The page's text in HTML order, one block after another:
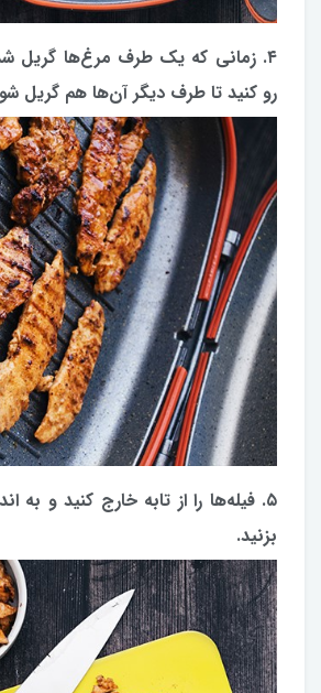
۴. زمانی که یک طرف مرغ‌ها گریل
رو کنید تا طرف دیگر آن‌ها هم گریل
۵. فیله‌ها را از تابه خارج کنید و به
بزنید.